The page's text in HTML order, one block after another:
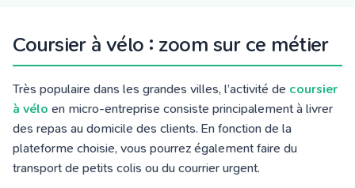
Coursier à vélo : zoom sur ce métier
Très populaire dans les grandes villes, l’activité de coursier
à vélo en micro-entreprise consiste principalement à livrer
des repas au domicile des clients. En fonction de la
plateforme choisie, vous pourrez également faire du
transport de petits colis ou du courrier urgent.